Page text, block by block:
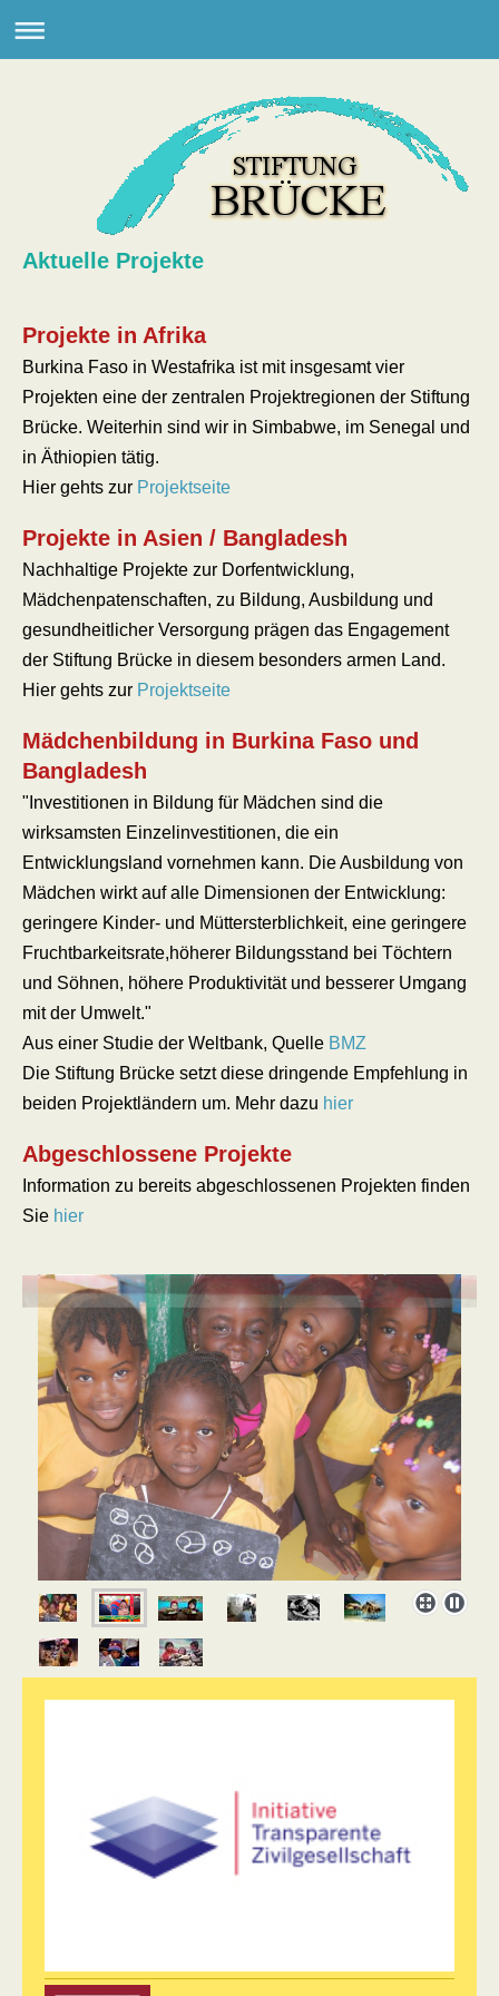
Aktuelle Projekte
Projekte in Afrika
Burkina Faso in Westafrika ist mit insgesamt vier
Projekten eine der zentralen Projektregionen der Stiftung
Brücke. Weiterhin sind wir in Simbabwe, im Senegal und
in Äthiopien tätig.
Hier gehts zur Projektseite
Projekte in Asien / Bangladesh
Nachhaltige Projekte zur Dorfentwicklung,
Mädchenpatenschaften, zu Bildung, Ausbildung und
gesundheitlicher Versorgung prägen das Engagement
der Stiftung Brücke in diesem besonders armen Land.
Hier gehts zur Projektseite
Mädchenbildung in Burkina Faso und
Bangladesh
"Investitionen in Bildung für Mädchen sind die
wirksamsten Einzelinvestitionen, die ein
Entwicklungsland vornehmen kann. Die Ausbildung von
Mädchen wirkt auf alle Dimensionen der Entwicklung:
geringere Kinder- und Müttersterblichkeit, eine geringere
Fruchtbarkeitsrate,höherer Bildungsstand bei Töchtern
und Söhnen, höhere Produktivität und besserer Umgang
mit der Umwelt."
Aus einer Studie der Weltbank, Quelle BMZ
Die Stiftung Brücke setzt diese dringende Empfehlung in
beiden Projektländern um. Mehr dazu hier
Abgeschlossene Projekte
Information zu bereits abgeschlossenen Projekten finden
Sie hier